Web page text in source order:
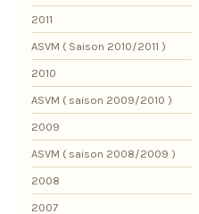
2011
ASVM ( Saison 2010/2011 )
2010
ASVM ( saison 2009/2010 )
2009
ASVM ( saison 2008/2009 )
2008
2007